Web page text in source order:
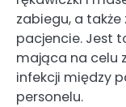
zabiegu, a
pacjencie. Jest
mająca na celu
infekcji między
personelu.